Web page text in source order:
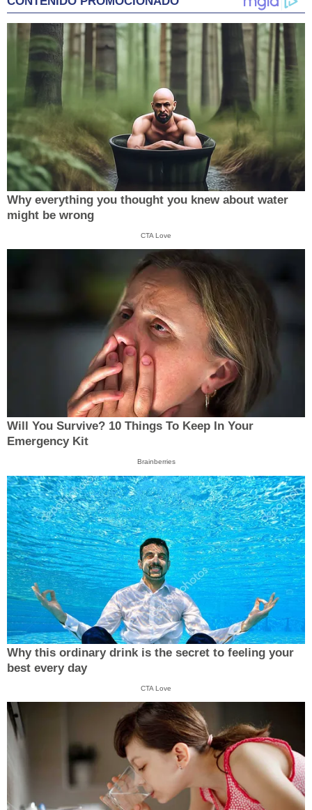
Why everything you thought you knew about water
might be wrong
CTA Love
Will You Survive? 10 Things To Keep In Your
Emergency Kit
Brainberries
Why this ordinary drink is the secret to feeling your
best every day
CTA Love